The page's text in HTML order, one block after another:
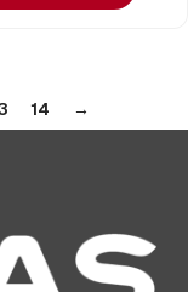
14 →